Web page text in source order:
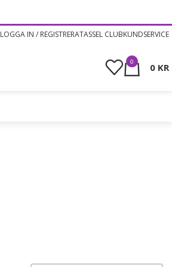
LOGGA IN / REGISTRERATASSEL CLUBKUNDSERVICE
0 0 KR